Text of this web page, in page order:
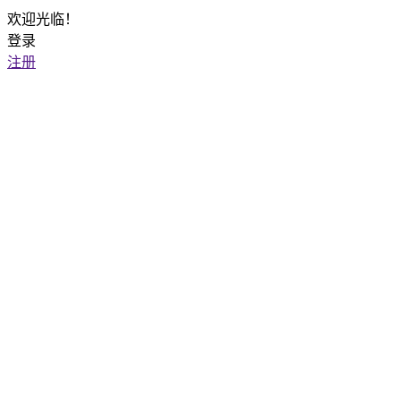
欢迎光临！
登录
注册